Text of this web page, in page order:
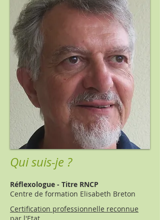
Qui suis-je ?
Réflexologue - Titre RNCP
Centre de formation Elisabeth Breton
Certification professionnelle reconnue